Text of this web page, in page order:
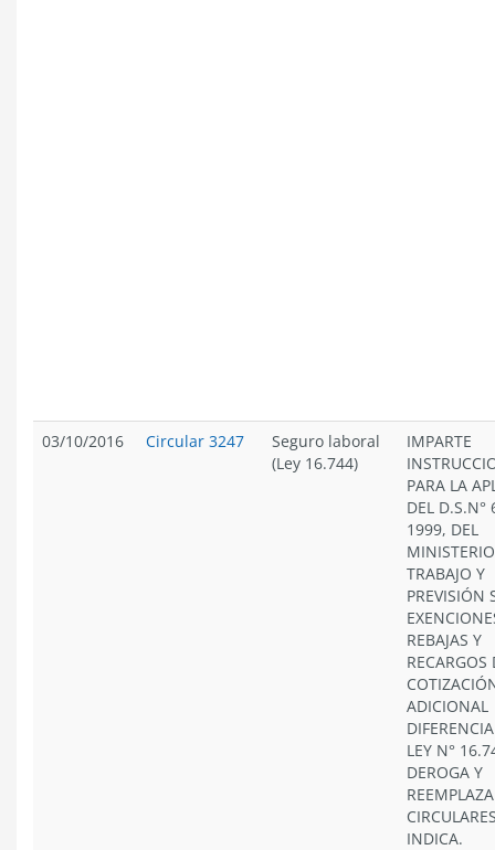
03/10/2016 Circular 3247
Seguro laboral
(Ley 16.744)
IMPARTE
PARA LA
DEL D.S.N°
1999, DEL
TRABAJO Y
PREVISIÓN
REBAJAS Y
RECARGOS
ADICIONAL
LEY N°
DEROGA Y
INDICA.